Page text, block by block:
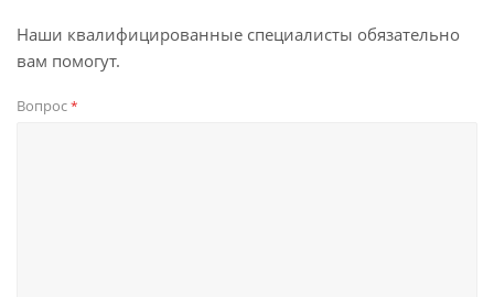
Наши квалифицированные специалисты обязательно
вам помогут.
Вопрос*